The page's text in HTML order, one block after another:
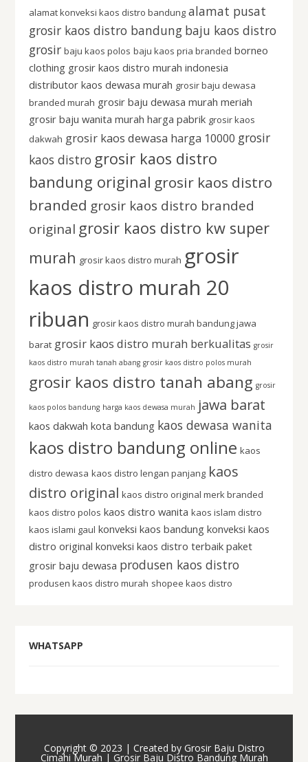
alamat konveksi kaos distro bandung alamat pusat
grosir kaos distro bandung baju kaos distro
grosir baju kaos polos baju kaos pria branded borneo
clothing grosir kaos distro murah indonesia
distributor kaos dewasa murah grosir baju dewasa
branded murah grosir baju dewasa murah meriah
grosir baju wanita murah harga pabrik grosir kaos
dakwah grosir kaos dewasa harga 10000 grosir
kaos distro grosir kaos distro
bandung original grosir kaos distro
branded grosir kaos distro branded
original grosir kaos distro kw super
murah grosir kaos distro murah grosir
kaos distro murah 20
ribuan grosir kaos distro murah bandung jawa
barat grosir kaos distro murah berkualitas grosir
kaos distro murah tanah abang grosir kaos distro polos murah
grosir kaos distro tanah abang grosir
kaos polos bandung harga kaos dewasa murah jawa barat
kaos dakwah kota bandung kaos dewasa wanita
kaos distro bandung online kaos
distro dewasa kaos distro lengan panjang kaos
distro original kaos distro original merk branded
kaos distro polos kaos distro wanita kaos islam distro
kaos islami gaul konveksi kaos bandung konveksi kaos
distro original konveksi kaos distro terbaik paket
grosir baju dewasa produsen kaos distro
produsen kaos distro murah shopee kaos distro
WHATSAPP
Copyright © 2023 | Created by Grosir Baju Distro
Cimahi Murah | Grosir Baju Distro Bandung Murah